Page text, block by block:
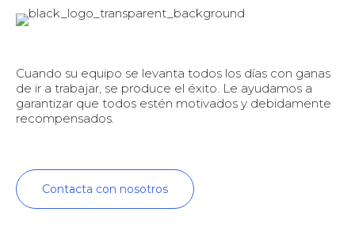
Cuando su equipo se levanta todos los días con ganas
de ir a trabajar, se produce el éxito. Le ayudamos a
garantizar que todos estén motivados y debidamente
recompensados.
Contacta con nosotros